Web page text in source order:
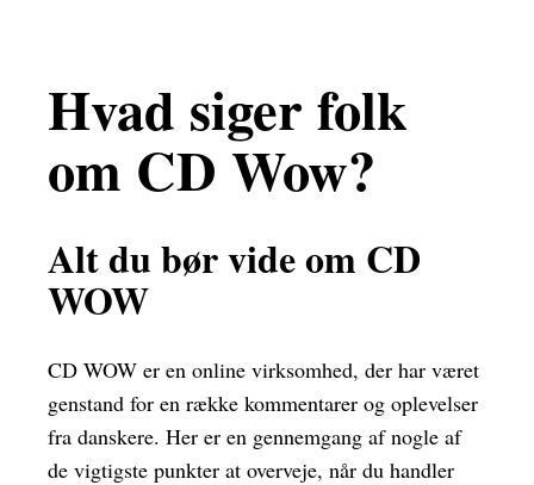
Hvad siger folk
om CD Wow?
Alt du bør vide om CD
WOW
CD WOW er en online virksomhed, der har været
genstand for en række kommentarer og oplevelser
fra danskere. Her er en gennemgang af nogle af
de vigtigste punkter at overveje, når du handler